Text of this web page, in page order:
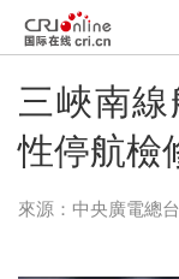
三峽南
性停航檢
來源：中央廣電總